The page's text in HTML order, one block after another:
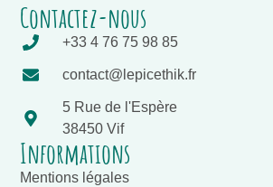
Contactez-nous
+33 4 76 75 98 85
contact@lepicethik.fr
5 Rue de l'Espère
38450 Vif
Informations
Mentions légales